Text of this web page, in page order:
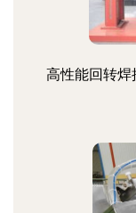
高性能回转